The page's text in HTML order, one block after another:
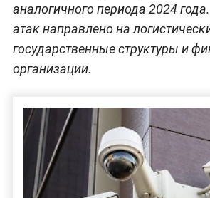
аналогичного периода 2024
атак направлено на
государственные структуры и
организации.